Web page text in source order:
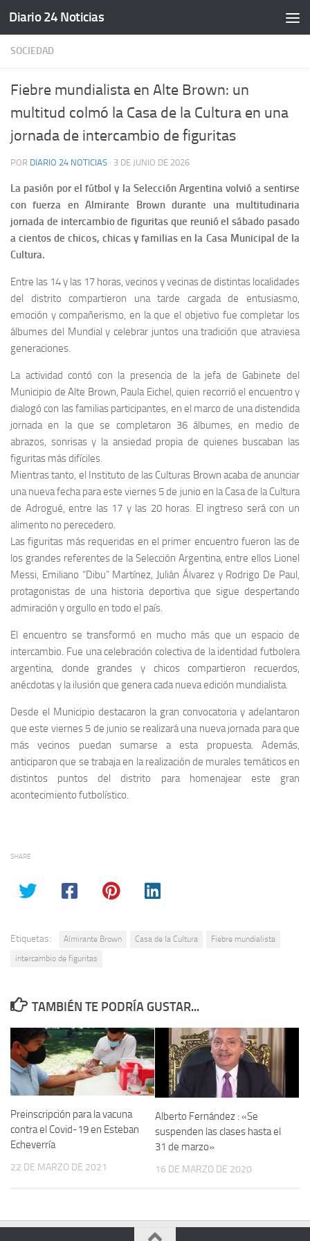
Saltar al contenido
Diario 24 Noticias
SOCIEDAD
Fiebre mundialista en Alte Brown: un
multitud colmó la Casa de la Cultura en una
jornada de intercambio de figuritas
POR DIARIO 24 NOTICIAS · 3 DE JUNIO DE 2026
La pasión por el fútbol y la Selección Argentina volvió a sentirse
con fuerza en Almirante Brown durante una multitudinaria
jornada de intercambio de figuritas que reunió el sábado pasado
a cientos de chicos, chicas y familias en la Casa Municipal de la
Cultura.
Entre las 14 y las 17 horas, vecinos y vecinas de distintas localidades
del distrito compartieron una tarde cargada de entusiasmo,
emoción y compañerismo, en la que el objetivo fue completar los
álbumes del Mundial y celebrar juntos una tradición que atraviesa
generaciones.
La actividad contó con la presencia de la jefa de Gabinete del
Municipio de Alte Brown, Paula Eichel, quien recorrió el encuentro y
dialogó con las familias participantes, en el marco de una distendida
jornada en la que se completaron 36 álbumes, en medio de
abrazos, sonrisas y la ansiedad propia de quienes buscaban las
figuritas más difíciles.
Mientras tanto, el Instituto de las Culturas Brown acaba de anunciar
una nueva fecha para este viernes 5 de junio en la Casa de la Cultura
de Adrogué, entre las 17 y las 20 horas. El ingtreso será con un
alimento no perecedero.
Las figuritas más requeridas en el primer encuentro fueron las de
los grandes referentes de la Selección Argentina, entre ellos Lionel
Messi, Emiliano “Dibu” Martínez, Julián Álvarez y Rodrigo De Paul,
protagonistas de una historia deportiva que sigue despertando
admiración y orgullo en todo el país.
El encuentro se transformó en mucho más que un espacio de
intercambio. Fue una celebración colectiva de la identidad futbolera
argentina, donde grandes y chicos compartieron recuerdos,
anécdotas y la ilusión que genera cada nueva edición mundialista.
Desde el Municipio destacaron la gran convocatoria y adelantaron
que este viernes 5 de junio se realizará una nueva jornada para que
más vecinos puedan sumarse a esta propuesta. Además,
anticiparon que se trabaja en la realización de murales temáticos en
distintos puntos del distrito para homenajear este gran
acontecimiento futbolístico.
SHARE
Etiquetas: Almirante Brown Casa de la Cultura
Fiebre mundialista
intercambio de figuritas
TAMBIÉN TE PODRÍA GUSTAR...
Preinscripción para la vacuna
contra el Covid-19 en Esteban
Echeverría
22 DE MARZO DE 2021
Alberto Fernández : «Se
suspenden las clases hasta el
31 de marzo»
16 DE MARZO DE 2020